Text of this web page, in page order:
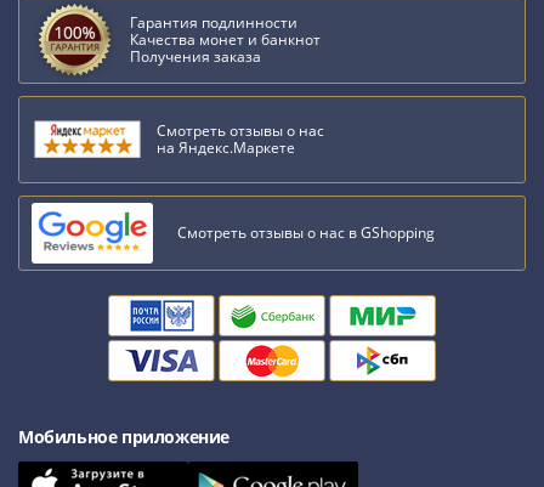
Гарантия подлинности
Качества монет и банкнот
Получения заказа
Смотреть отзывы о нас
на Яндекс.Маркете
Смотреть отзывы о нас в GShopping
Мобильное приложение